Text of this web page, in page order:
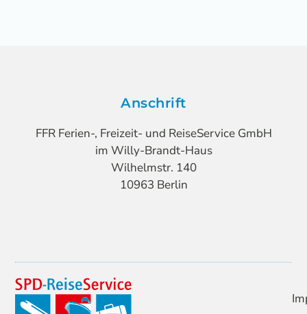
Anschrift
FFR Ferien-, Freizeit- und ReiseService GmbH
im Willy-Brandt-Haus
Wilhelmstr. 140
10963 Berlin